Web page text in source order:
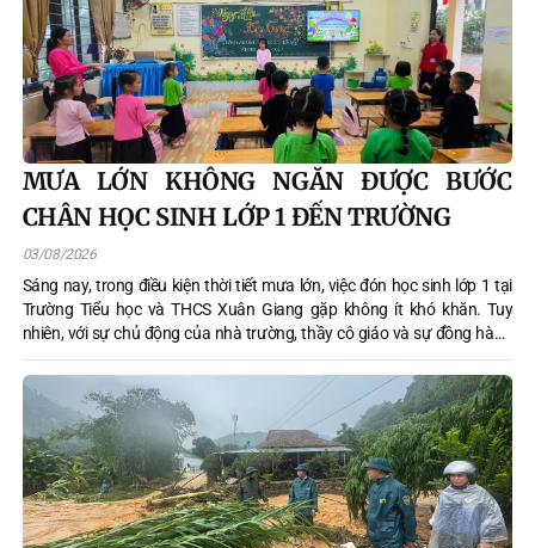
MƯA LỚN KHÔNG NGĂN ĐƯỢC BƯỚC
CHÂN HỌC SINH LỚP 1 ĐẾN TRƯỜNG
03/08/2026
Sáng nay, trong điều kiện thời tiết mưa lớn, việc đón học sinh lớp 1 tại
Trường Tiểu học và THCS Xuân Giang gặp không ít khó khăn. Tuy
nhiên, với sự chủ động của nhà trường, thầy cô giáo và sự đồng hành
của phụ huynh, các em học sinh vẫn được đón đến trường an toàn, chu
đáo.